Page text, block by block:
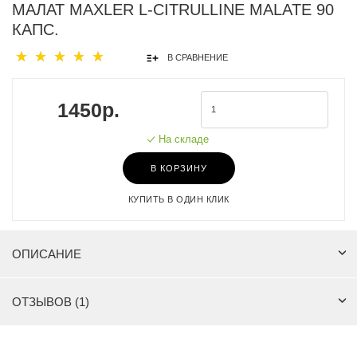
МАЛАТ MAXLER L-CITRULLINE MALATE 90
КАПС.
В СРАВНЕНИЕ
1450р.
На складе
В КОРЗИНУ
КУПИТЬ В ОДИН КЛИК
ОПИСАНИЕ
ОТЗЫВОВ (1)